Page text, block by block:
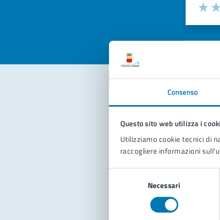
Consenso
Questo sito web utilizza i
Utilizziamo cookie tecnici di
raccogliere informazioni
Necessari
Valuta